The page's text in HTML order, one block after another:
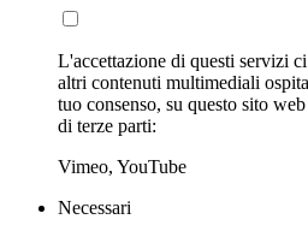
L'accettazione di questi servizi
altri contenuti multimediali
tuo consenso, su questo sito
di terze parti:
Vimeo, YouTube
Necessari